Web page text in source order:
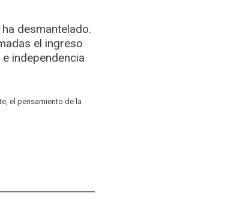
desmantelado.
el ingreso
independencia
el pensamiento de la